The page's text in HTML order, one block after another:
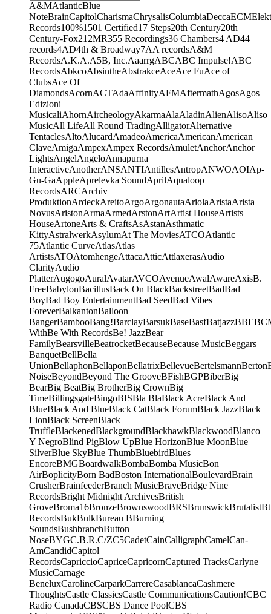
A&MAtlanticBlue
NoteBrainCapitolCharismaChrysalisColumbiaDeccaECM
Records100%1501 Certified17 Steps20th Century20th
Century-Fox21 2MR355 Recordings36 Chambers4 AD44
records4AD4th & Broadway7AA recordsA&M
RecordsA.K.A.A5B, Inc.AaarrgABCABC Impulse!ABC
RecordsAbkcoAbsintheAbstrakceAceAce FuAce of
ClubsAce Of
DiamondsAcornACTAdaAffinityAFMAftermathAgosAgos
Edizioni
MusicaliAhornAircheologyAkarmaAlaAladinAlienAlisoAliso
MusicAll LifeAll Round TradingAlligatorAlternative
TentaclesAltoAlucardAmadeoAmericaAmericanAmerican
ClaveAmigaAmpexAmpex RecordsAmuletAnchorAnchor
LightsAngelAngeloAnnapurna
InteractiveAnotherANSANTIAntillesAntropANWOAOIAp-
Gu-GaAppleAprelevka SoundAprilAqualoop
RecordsARCArchiv
ProduktionArdeckAreitoArgoArgonautaAriolaAristaArista
NovusAristonArmaArmedArstonArtArtist HouseArtists
HouseArtoneArts & CraftsAsAstanAsthmatic
KittyAstralwerkAsylumAt The MoviesATCOAtlantic
75Atlantic CurveAtlasAtlas
ArtistsATOAtomhengeAttacaAtticAttlaxerasAudio
ClarityAudio
PlatterAugogoAuralAvatarAVCOAvenueAwalAwareAxisB.
FreeBabylonBacillusBack On BlackBackstreetBadBad
BoyBad Boy EntertainmentBad SeedBad Vibes
ForeverBalkantonBalloon
BangerBambooBang!BarclayBarsukBaseBasfBatjazzBBE
WithBe With RecordsBe! JazzBear
FamilyBearsvilleBeatrocketBecauseBecause MusicBeggars
BanquetBellBella
UnionBellaphonBellaponBellatrixBellevueBertelsmannBerton
NoiseBeyondBeyond The GrooveBFishBGPBiberBig
BearBig BeatBig BrotherBig CrownBig
TimeBillingsgateBingoBISBla BlaBlack AcreBlack And
BlueBlack And BlueBlack CatBlack ForumBlack JazzBlack
LionBlack ScreenBlack
TruffleBlackenedBlackgroundBlackhawkBlackwoodBlanco
Y NegroBlind PigBlow UpBlue HorizonBlue MoonBlue
SilverBlue SkyBlue ThumbBluebirdBlues
EncoreBMGBoardwalkBombaBomba MusicBon
AirBoplicityBorn BadBoston InternationalBoulevardBrain
CrusherBrainfeederBranch MusicBraveBridge Nine
RecordsBright Midnight ArchivesBritish
GroveBroma16BronzeBrownswoodBRSBrunswickBrutalist
RecordsBukBulkBureau BBurning
SoundsBushbranchButton
NoseBYGC.B.R.C/ZC5CadetCainCalligraphCamelCan-
AmCandidCapitol
RecordsCapriccioCapriceCapricornCaptured TracksCarlyne
MusicCarnage
BeneluxCarolineCarparkCarrereCasablancaCashmere
ThoughtsCastle ClassicsCastle CommunicationsCaution!CBC
Radio CanadaCBSCBS Dance PoolCBS